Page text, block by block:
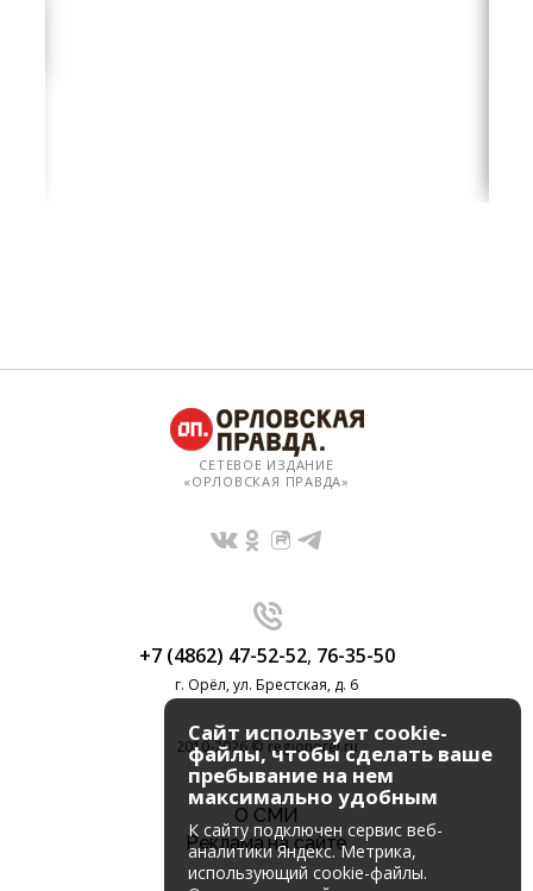
СЕТЕВОЕ ИЗДАНИЕ
«ОРЛОВСКАЯ ПРАВДА»
+7 (4862) 47-52-52, 76-35-50
г. Орёл, ул. Брестская, д. 6
2010-2026 © regionorel.ru
О СМИ
Реклама на сайте
Сайт использует cookie-
файлы, чтобы сделать ваше
пребывание на нем
максимально удобным
К cайту подключен сервис веб-
аналитики Яндекс. Метрика,
использующий cookie-файлы.